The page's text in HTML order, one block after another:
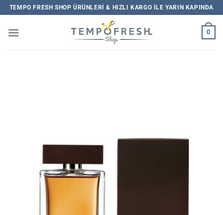
İçeriğe
atla
TEMPO FRESH SHOP ÜRÜNLERI & HIZLI KARGO ILE YARIN KAPINDA
0